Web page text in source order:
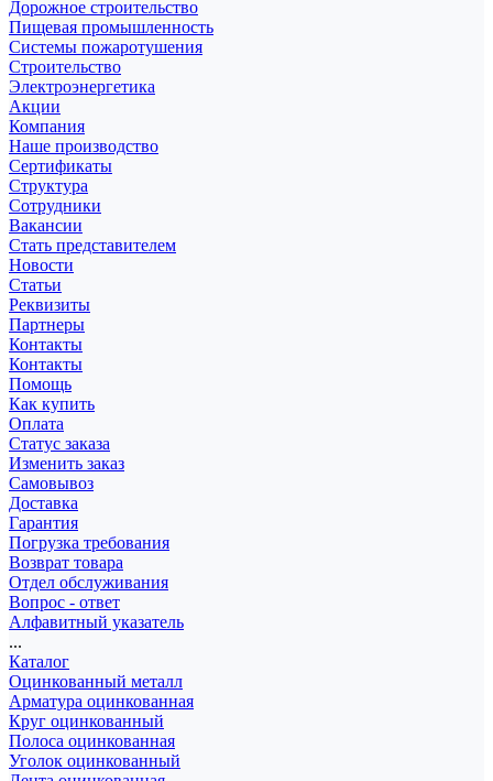
Дорожное строительство
Пищевая промышленность
Системы пожаротушения
Строительство
Электроэнергетика
Акции
Компания
Наше производство
Сертификаты
Структура
Сотрудники
Вакансии
Стать представителем
Новости
Статьи
Реквизиты
Партнеры
Контакты
Контакты
Помощь
Как купить
Оплата
Статус заказа
Изменить заказ
Самовывоз
Доставка
Гарантия
Погрузка требования
Возврат товара
Отдел обслуживания
Вопрос - ответ
Алфавитный указатель
...
Каталог
Оцинкованный металл
Арматура оцинкованная
Круг оцинкованный
Полоса оцинкованная
Уголок оцинкованный